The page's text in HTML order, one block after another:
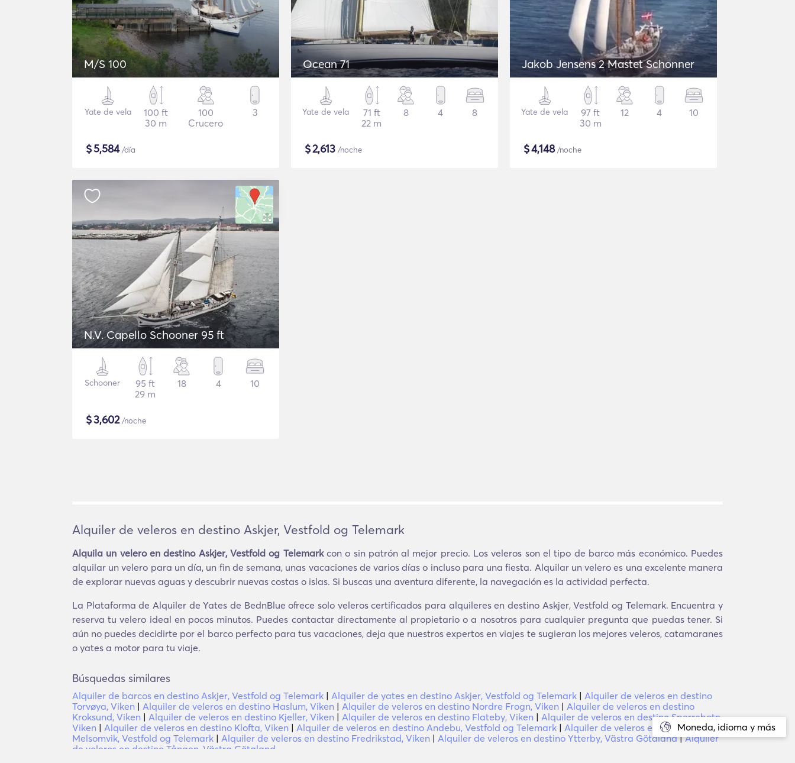
M/S 100
Yate de vela
100 ft
30 m
100
Crucero
3
$5,584/día
Ocean 71
Yate de vela
71 ft
22 m
8 4 8
$2,613 /noche
Jakob Jensens 2 Mastet Schonner
Yate de vela
97 ft
30 m
12 4 10
$4,148/noche
N.V. Capello Schooner 95 ft
Schooner
95 ft
29 m
18 4 10
$3,602/noche
Moneda, idioma y más
Alquiler de veleros en destino Askjer, Vestfold og Telemark
Alquila un velero en destino Askjer, Vestfold og Telemarkcon o sin patrón al mejor precio. Los veleros son el tipo de barco más económico. Puedes
alquilar un velero para un día, un fin de semana, unas vacaciones de varios días o incluso para una fiesta. Alquilar un velero es una excelente manera
de explorar nuevas aguas y descubrir nuevas costas o islas. Si buscas una aventura diferente, la navegación es la actividad perfecta.
La Plataforma de Alquiler de Yates de BednBlue ofrece solo veleros certificados para alquileres en destino Askjer, Vestfold og Telemark. Encuentra y
reserva tu velero ideal en pocos minutos. Puedes contactar directamente al propietario o a nosotros para cualquier pregunta que puedas tener. Si
aún no puedes decidirte por el barco perfecto para tus vacaciones, deja que nuestros expertos en viajes te sugieran los mejores veleros, catamaranes
o yates a motor para tu viaje.
Búsquedas similares
Alquiler de barcos en destino Askjer, Vestfold og Telemark | Alquiler de yates en destino Askjer, Vestfold og Telemark | Alquiler de veleros en destino
Torvøya, Viken | Alquiler de veleros en destino Haslum, Viken | Alquiler de veleros en destino Nordre Frogn, Viken | Alquiler de veleros en destino
Kroksund, Viken | Alquiler de veleros en destino Kjeller, Viken | Alquiler de veleros en destino Flateby, Viken | Alquiler de veleros en destino Sperrebotn,
Viken | Alquiler de veleros en destino Klofta, Viken | Alquiler de veleros en destino Andebu, Vestfold og Telemark | Alquiler de veleros en destino
Melsomvik, Vestfold og Telemark | Alquiler de veleros en destino Fredrikstad, Viken | Alquiler de veleros en destino Ytterby, Västra Götaland|Alquiler
de veleros en destino Tången, Västra Götaland